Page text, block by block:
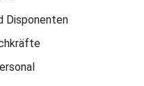
Disponenten